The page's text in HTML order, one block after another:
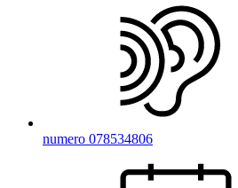
numero 078534806